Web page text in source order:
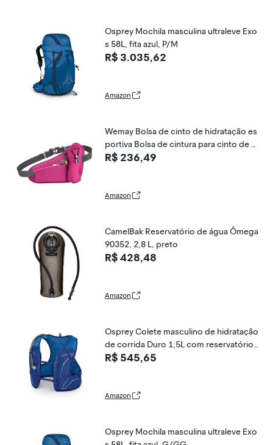
Osprey Mochila masculina ultraleve Exo
s 58L, fita azul, P/M
R$ 3.035,62
Amazon
Wemay Bolsa de cinto de hidratação es
portiva Bolsa de cintura para cinto de c
orrida com suporte para garrafa de águ
R$ 236,49
Amazon
CamelBak Reservatório de água Ômega
90352, 2,8 L, preto
R$ 428,48
Amazon
Osprey Colete masculino de hidratação
de corrida Duro 1,5L com reservatório
hidráulico, céu azul, pequeno
R$ 545,65
Amazon
Osprey Mochila masculina ultraleve Exo